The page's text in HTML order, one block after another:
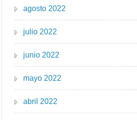
agosto 2022
julio 2022
junio 2022
mayo 2022
abril 2022